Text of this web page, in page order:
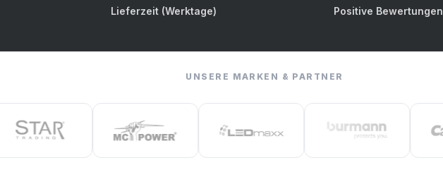
Lieferzeit (Werktage) Positive Bewertungen
UNSERE MARKEN & PARTNER